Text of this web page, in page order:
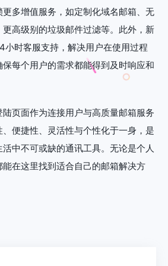
多增值服务，如定制化域名邮箱、无
高级别的垃圾邮件过滤等。此外，新
小时客服支持，解决用户在使用过程
每个用户的需求都能得到及时响应和
页面作为连接用户与高质量邮箱服务
便捷性、灵活性与个性化于一身，是
中不可或缺的通讯工具。无论是个人
在这里找到适合自己的邮箱解决方